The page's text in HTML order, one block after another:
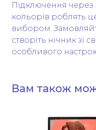
Підключення через
кольорів роблять
вибором.
створіть нічник зі
особливого
Вам також